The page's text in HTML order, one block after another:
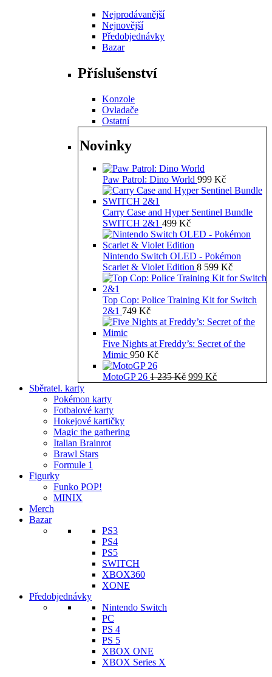
Nejprodávanější
Nejnovější
Předobjednávky
Bazar
Příslušenství
Konzole
Ovladače
Ostatní
Novinky
Paw Patrol: Dino World 999 Kč
Carry Case and Hyper Sentinel Bundle
SWITCH 2&1 499 Kč
Nintendo Switch OLED - Pokémon
Scarlet & Violet Edition 8 599 Kč
Top Cop: Police Training Kit for Switch
2&1 749 Kč
Five Nights at Freddy’s: Secret of the
Mimic 950 Kč
MotoGP 26 1 235Kč Původní
999 KčAktuální
Sběratel. karty
Pokémon karty
Fotbalové karty
Hokejové kartičky
Magic the gathering
Italian Brainrot
Brawl Stars
Formule 1
Figurky
Funko POP!
MINIX
Merch
Bazar
PS3
PS4
PS5
SWITCH
XBOX360
XONE
Předobjednávky
Nintendo Switch
PC
PS 4
PS 5
XBOX ONE
XBOX Series X